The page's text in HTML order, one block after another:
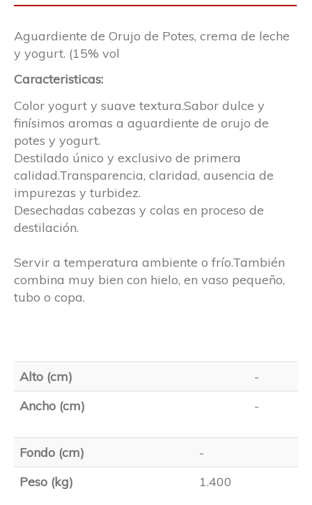
Aguardiente de Orujo de Potes, crema de leche
y yogurt. (15% vol
Caracteristicas:
Color yogurt y suave textura.Sabor dulce y
finísimos aromas a aguardiente de orujo de
potes y yogurt.
Destilado único y exclusivo de primera
calidad.Transparencia, claridad, ausencia de
impurezas y turbidez.
Desechadas cabezas y colas en proceso de
destilación.
Servir a temperatura ambiente o frío.También
combina muy bien con hielo, en vaso pequeño,
tubo o copa.
Alto (cm)
-
Ancho (cm)
-
Fondo (cm)
-
Peso (kg)
1.400